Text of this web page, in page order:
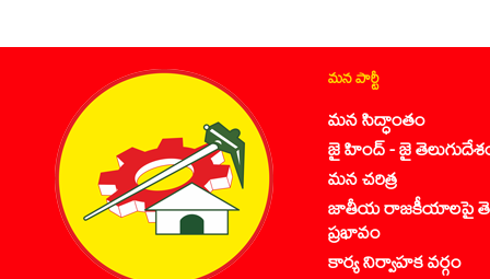
మన పార్టీ
మన సిద్ధాంతం
జై హింద్ - జై
మన చరిత్ర
జాతీయ రాజకీయాలపై
ప్రభావం
కార్య నిర్వాహక వర్గం